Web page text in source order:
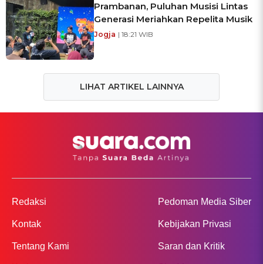
Prambanan, Puluhan Musisi Lintas
Generasi Meriahkan Repelita Musik
Jogja | 18:21 WIB
LIHAT ARTIKEL LAINNYA
Redaksi
Kontak
Tentang Kami
Pedoman Media Siber
Kebijakan Privasi
Saran dan Kritik